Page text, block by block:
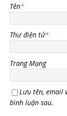
Tên*
Thư điện tử*
Trang Mạng
Lưu tên, email
bình luận sau.